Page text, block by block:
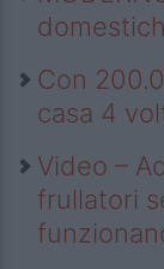
Con
casa 4
Video –
frullatori